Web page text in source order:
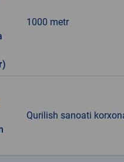
1000 metr
Qurilish sanoati